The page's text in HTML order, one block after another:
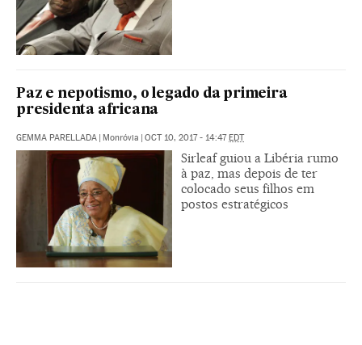
Paz e nepotismo, o legado da primeira
presidenta africana
GEMMA PARELLADA | Monróvia | OCT 10, 2017 - 14:47EDT
Sirleaf guiou a Libéria rumo
à paz, mas depois de ter
colocado seus filhos em
postos estratégicos